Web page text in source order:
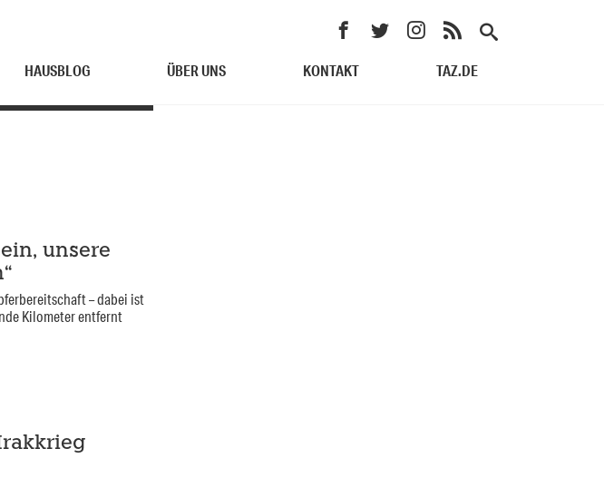
HAUSBLOG ÜBER UNS KONTAKT TAZ.DE
unsere
– dabei ist
Kilometer entfernt